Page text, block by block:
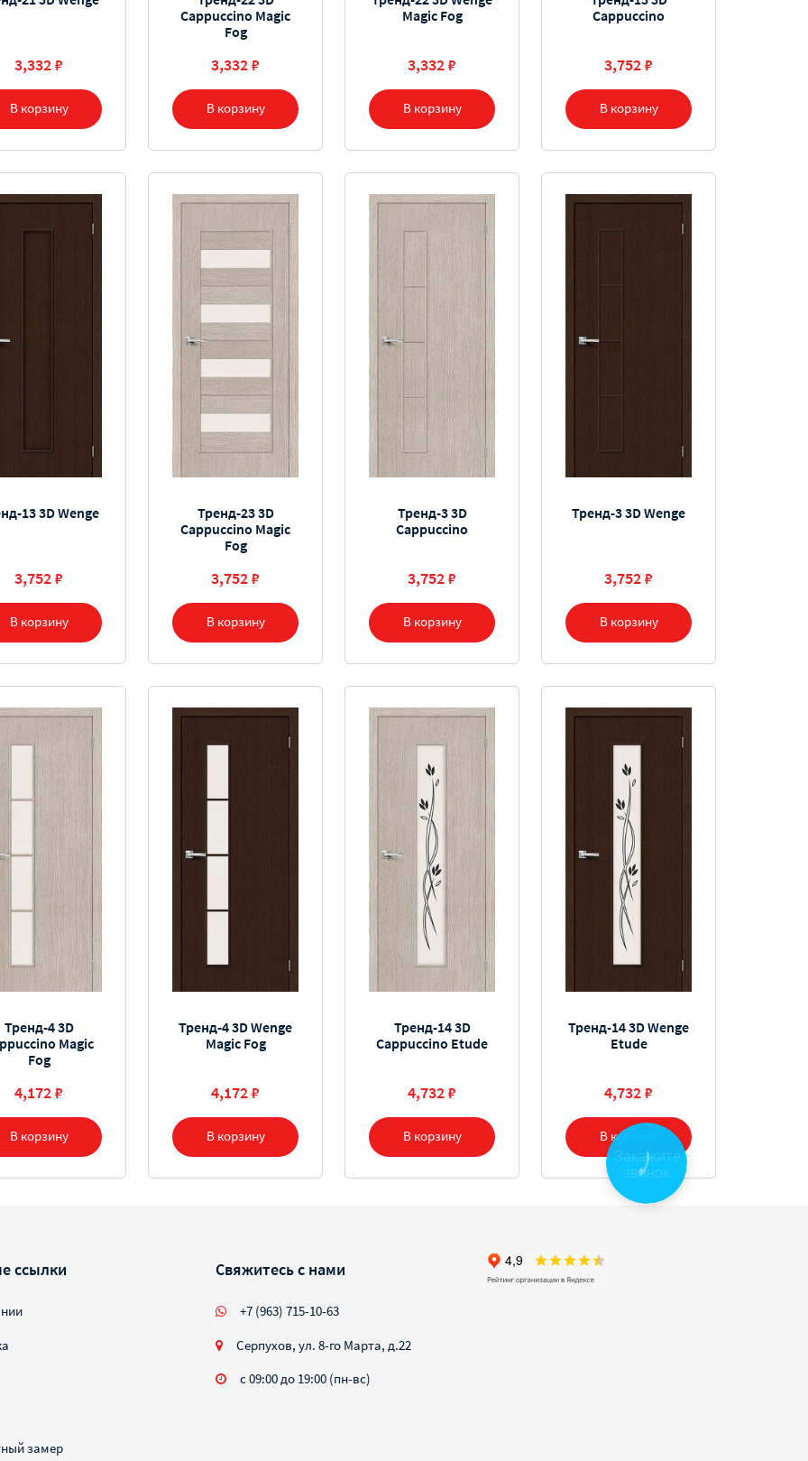
В корзину
3,332 ₽
В корзину
Cappuccino Magic
Fog
3,332 ₽
В корзину
Magic Fog
3,332 ₽
В корзину
Cappuccino
3,752 ₽
В корзину
13 3D Wenge
3,752 ₽
В корзину
Тренд-23 3D
Cappuccino Magic
Fog
3,752 ₽
В корзину
Тренд-3 3D
Cappuccino
3,752 ₽
В корзину
Тренд-3 3D Wenge
3,752 ₽
В корзину
Тренд-4 3D
Magic
Fog
4,172 ₽
В корзину
Тренд-4 3D Wenge
Magic Fog
4,172 ₽
В корзину
Тренд-14 3D
Cappuccino Etude
4,732 ₽
В корзину
Тренд-14 3D Wenge
Etude
4,732 ₽
ссылки
замер
Свяжитесь с нами
+7 (963) 715-10-63
Серпухов, ул. 8-го Марта, д.22
с 09:00 до 19:00 (пн-вс)
Закажите
звонок